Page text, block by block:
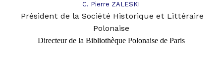
C. Pierre ZALESKI
Président de la Société Historique et Littéraire
Polonaise
Directeur de la Bibliothèque Polonaise de Paris